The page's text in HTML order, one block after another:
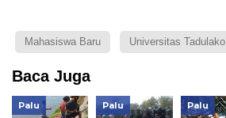
Mahasiswa Baru Universitas Tadulako
Baca Juga
Palu Palu Palu